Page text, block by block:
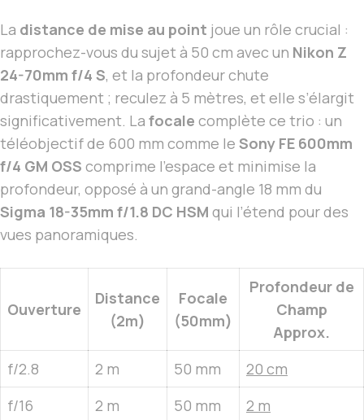
La distance de mise au point joue un rôle crucial :
rapprochez-vous du sujet à 50 cm avec un Nikon Z
24-70mm f/4 S, et la profondeur chute
drastiquement ; reculez à 5 mètres, et elle s’élargit
significativement. La focale complète ce trio : un
téléobjectif de 600 mm comme le Sony FE 600mm
f/4 GM OSS comprime l’espace et minimise la
profondeur, opposé à un grand-angle 18 mm du
Sigma 18-35mm f/1.8 DC HSM qui l’étend pour des
vues panoramiques.
Ouverture
Distance
(2m)
Focale
(50mm)
Profondeur de
Champ
Approx.
f/2.8
2 m 50 mm
20 cm
f/16
2 m 50 mm
2 m